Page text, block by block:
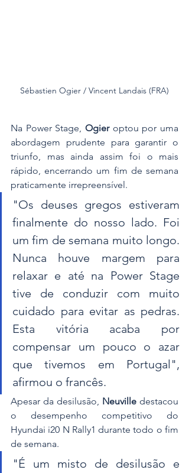
Sébastien Ogier / Vincent Landais (FRA)
Na Power Stage, Ogier optou por uma
abordagem prudente para garantir o
triunfo, mas ainda assim foi o mais
rápido, encerrando um fim de semana
praticamente irrepreensível.
"Os deuses gregos estiveram
finalmente do nosso lado. Foi
um fim de semana muito longo.
Nunca houve margem para
relaxar e até na Power Stage
tive de conduzir com muito
cuidado para evitar as pedras.
Esta vitória acaba por
compensar um pouco o azar
que tivemos em Portugal",
afirmou o francês.
Apesar da desilusão, Neuville destacou
o desempenho competitivo do
Hyundai i20 N Rally1 durante todo o fim
de semana.
"É um misto de desilusão e